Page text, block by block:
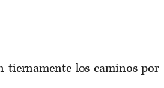
tiernamente los caminos por